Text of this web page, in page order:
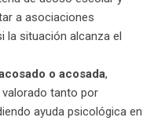
a asociaciones
la situación alcanza el
o acosada,
tanto por
ayuda psicológica en